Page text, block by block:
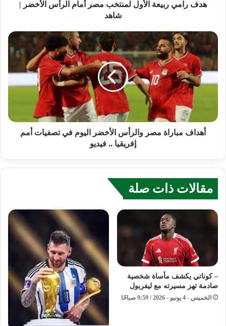
هدف رامي ربيعة الأول لمنتخب مصر أمام الرأس الأخضر |
شاهد
أهداف مباراة مصر والرأس الأخضر اليوم في تصفيات أمم
إفريقيا .. فيديو
مقالات ذات صلة
– كوناتي يكشف مأساة شخصية
صادمة تهز مسيرته مع ليفربول
الخميس - 4 يونيو - 2026 / 9:59 صباحًا